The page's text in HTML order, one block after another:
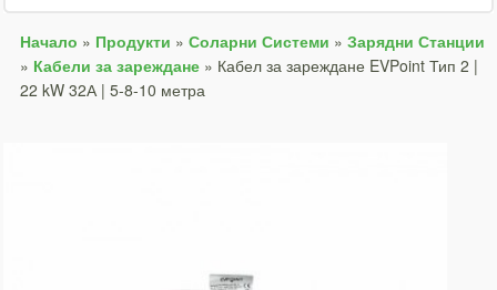
Начало » Продукти » Соларни Системи » Зарядни Станции
» Кабели за зареждане» Кабел за зареждане EVPoint Тип 2 |
22 kW 32А | 5-8-10 метра